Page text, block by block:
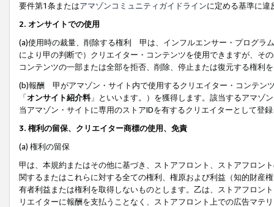
要件第1条またはアマゾンコミュニティガイドラインに定める基準に違
2. オンサイトでの使用
(a)使用時の裁量、削除する権利 甲は、インフルエンサー・プログラ
により甲の判断で）クリエイター・コンテンツを使用できますが、そ
コンテンツの一部または全部を拒否、削除、停止または復元する権利
(b)報酬 甲がアマゾン・サイト内で使用するクリエイター・コンテン
「オンサイト紹介料」といいます。）を獲得します。該当するアマゾ
当アマゾン・サイトに専用のストアIDを有するクリエイターとして登
3. 権利の留保、クリエイター商標の使用、免責
(a) 権利の留保
甲は、本規約またはその他に基づき、ストアフロント、ストアフロン
関するまたはこれらに対する全ての権利、権原および利益（知的財産
有者利益または権利を取得しないものとします。乙は、ストアフロン
リエイターに報酬を支払うことなく、ストアフロント上での広告マテ